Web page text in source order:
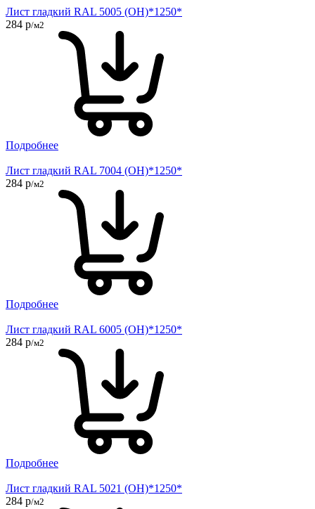
Лист гладкий RAL 5005 (ОН)*1250*
284 р/м2
Подробнее
Лист гладкий RAL 7004 (ОН)*1250*
284 р/м2
Подробнее
Лист гладкий RAL 6005 (ОН)*1250*
284 р/м2
Подробнее
Лист гладкий RAL 5021 (ОН)*1250*
284 р/м2